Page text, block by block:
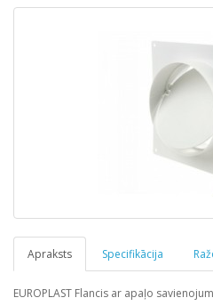
Apraksts Specifikācija
EUROPLAST Flancis ar apaļo